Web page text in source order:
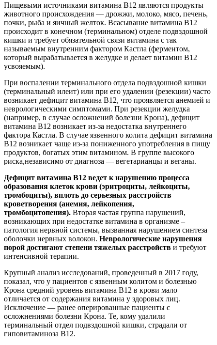
Пищевыми источниками витамина В12 являются продукты
животного происхождения — дрожжи, молоко, мясо, печень,
почки, рыба и яичный желток. Всасывание витамина В12
происходит в конечном (терминальном) отделе подвздошной
кишки и требует обязательной связи витамина с так
называемым внутренним фактором Кастла (ферментом,
который вырабатывается в желудке и делает витамин B12
усвояемым).
При воспалении терминального отдела подвздошной кишки
(терминальный илеит) или при его удалении (резекции) часто
возникает дефицит витамина B12, что проявляется анемией и
неврологическими симптомами. При резекции желудка
(например, в случае осложнений болезни Крона), дефицит
витамина B12 возникает из-за недостатка внутреннего
фактора Кастла. В случае язвенного колита дефицит витамина
B12 возникает чаще из-за пониженного употребления в пищу
продуктов, богатых этим витамином. В группе высокого
риска,независимо от диагноза — вегетарианцы и веганы.
Дефицит витамина В12 ведет к нарушению процесса
образования клеток крови (эритроциты, лейкоциты,
тромбоциты), вплоть до серьезных расстройств
кроветворения (анемия, лейкопения,
тромбоцитопения). Вторая частая группа нарушений,
возникающих при недостатке витамина в организме –
патология нервной системы, вызванная нарушением синтеза
оболочки нервных волокон. Неврологические нарушения
порой достигают степени тяжелых расстройств и требуют
интенсивной терапии.
Крупный анализ исследований, проведенный в 2017 году,
показал, что у пациентов с язвенным колитом и болезнью
Крона средний уровень витамина В12 в крови мало
отличается от содержания витамина у здоровых лиц.
Исключение — ранее оперированные пациенты с
осложнениями болезни Крона. Те, кому удалили
терминальный отдел подвздошной кишки, страдали от
гиповитаминоза В12.